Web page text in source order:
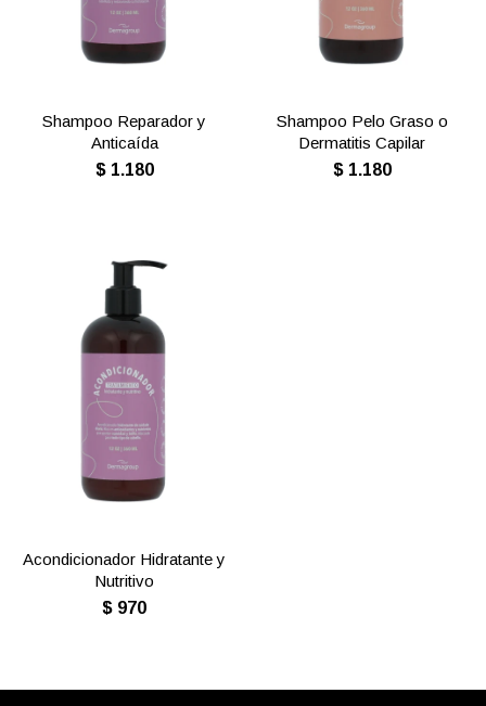
Shampoo Reparador y
Anticaída
$ 1.180
Shampoo Pelo Graso o
Dermatitis Capilar
$ 1.180
Acondicionador Hidratante y
Nutritivo
$ 970